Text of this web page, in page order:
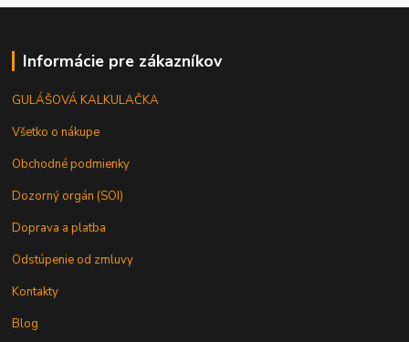
Informácie pre zákazníkov
GULÁŠOVÁ KALKULAČKA
Všetko o nákupe
Obchodné podmienky
Dozorný orgán (SOI)
Doprava a platba
Odstúpenie od zmluvy
Kontakty
Blog